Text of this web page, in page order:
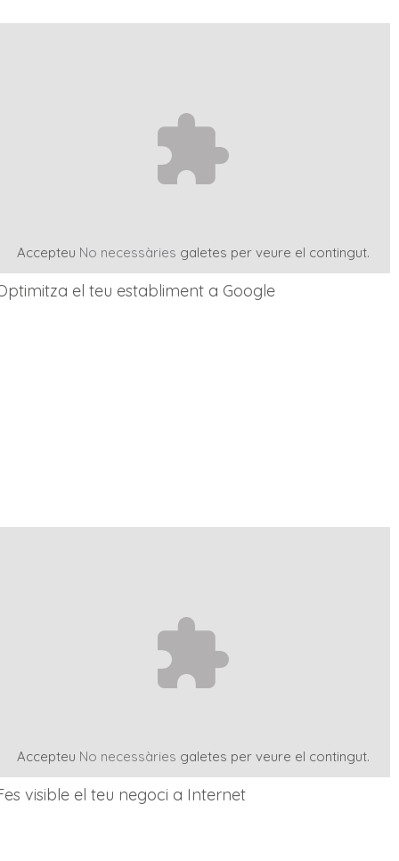
Accepteu No necessàries galetes per veure el contingut.
el teu establiment a Google
Accepteu No necessàries galetes per veure el contingut.
visible el teu negoci a Internet